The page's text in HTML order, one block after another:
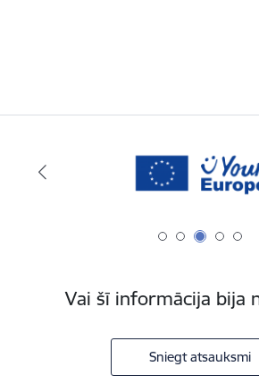
Vai šī informācija bija
Sniegt atsauksmi